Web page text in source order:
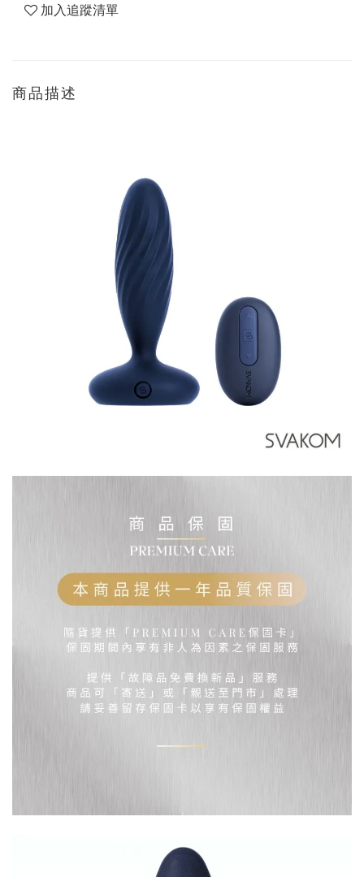
加入追蹤清單
商品描述